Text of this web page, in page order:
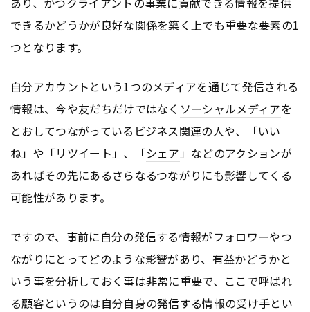
できるかどうかが良好な関係を築く上でも重要な要素の1
つとなります。
自分アカウント という1つのメディアを通じて発信される
情報は、今や友だちだけではなく ソーシャルメディアを
とおしてつながっているビジネス関連の人や、「いい
ね」や「リツイート」、「シェア 」などのアクションが
あればその先にあるさらなるつながりにも影響してくる
可能性があります。
ですので、事前に自分の発信する情報がフォロワーやつ
ながりにとってどのような影響があり、有益かどうかと
いう事を分析しておく事は非常に重要で、ここで呼ばれ
る顧客というのは自分自身の発信する情報の受け手とい